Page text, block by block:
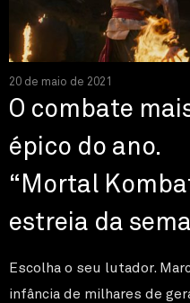
20 de maio de 2021
O combate
épico do ano.
“Mortal
estreia da
Escolha o seu lutador.
infância de milhares de